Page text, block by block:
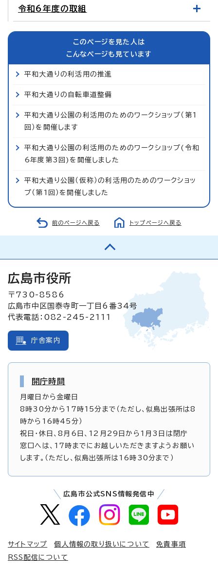
令和6年度の取組
このページを見た人は
こんなページも見ています
平和大通りの利活用の推進
平和大通りの自転車道整備
平和大通り公園の利活用のためのワークショップ（第1
回）を開催します
平和大通り公園の利活用のためのワークショップ(令和
6年度第3回)を開催しました
平和大通り公園（仮称）の利活用のためのワークショッ
プ（第1回）を開催しました
前のページへ戻る トップページへ戻る
広島市役所
〒730-8586
広島市中区国泰寺町一丁目6番34号
代表電話：082-245-2111
庁舎案内
開庁時間
月曜日から金曜日
8時30分から17時15分まで（ただし、似島出張所は8
時から16時45分）
祝日・休日、8月6日、12月29日から1月3日は閉庁
窓口へは、17時までにお越しいただきますようお願い
します。（ただし、似島出張所は16時30分まで）
広島市公式SNS情報発信中
サイトマップ 個人情報の取り扱いについて
免責事項
RSS配信について